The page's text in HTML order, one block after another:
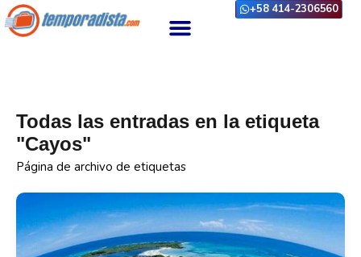
+58 414-2306560
Todas las entradas en la etiqueta
"Cayos"
Página de archivo de etiquetas